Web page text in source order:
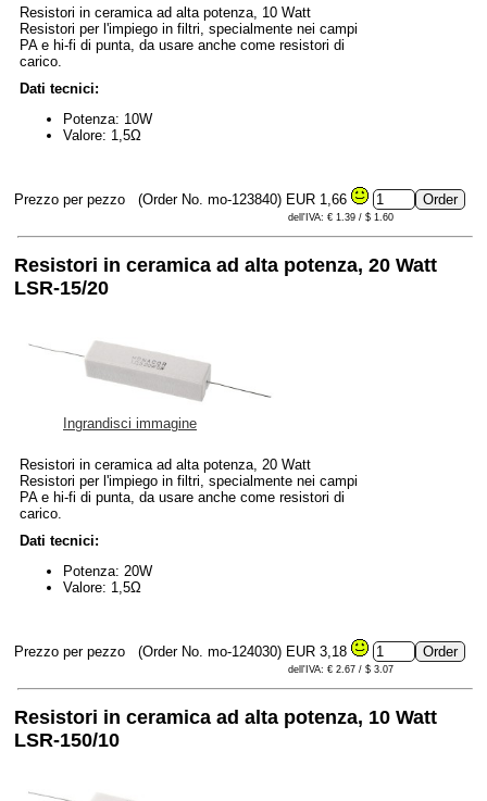
Resistori in ceramica ad alta potenza, 10 Watt
Resistori per l'impiego in filtri, specialmente nei campi
PA e hi-fi di punta, da usare anche come resistori di
carico.
Dati tecnici:
Potenza: 10W
Valore: 1,5Ω
Prezzo per pezzo (Order No. mo-123840) EUR 1,66
dell'IVA: € 1.39 / $ 1.60
Resistori in ceramica ad alta potenza, 20 Watt
LSR-15/20
Ingrandisci immagine
Resistori in ceramica ad alta potenza, 20 Watt
Resistori per l'impiego in filtri, specialmente nei campi
PA e hi-fi di punta, da usare anche come resistori di
carico.
Dati tecnici:
Potenza: 20W
Valore: 1,5Ω
Prezzo per pezzo (Order No. mo-124030) EUR 3,18
dell'IVA: € 2.67 / $ 3.07
Resistori in ceramica ad alta potenza, 10 Watt
LSR-150/10